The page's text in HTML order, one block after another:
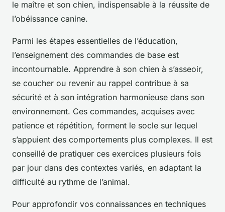
le maître et son chien, indispensable à la réussite de
l’obéissance canine.
Parmi les étapes essentielles de l’éducation,
l’enseignement des commandes de base est
incontournable. Apprendre à son chien à s’asseoir,
se coucher ou revenir au rappel contribue à sa
sécurité et à son intégration harmonieuse dans son
environnement. Ces commandes, acquises avec
patience et répétition, forment le socle sur lequel
s’appuient des comportements plus complexes. Il est
conseillé de pratiquer ces exercices plusieurs fois
par jour dans des contextes variés, en adaptant la
difficulté au rythme de l’animal.
Pour approfondir vos connaissances en techniques